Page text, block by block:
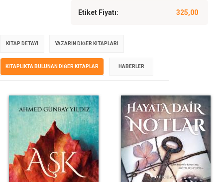
Etiket Fiyatı: 325,00
KITAP DETAYI YAZARIN DIĞER KITAPLARI
KITAPLIKTA BULUNAN DIĞER KITAPLAR HABERLER